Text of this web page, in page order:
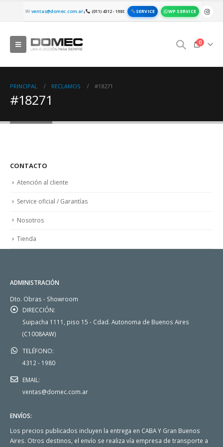
ventas@domec.com.ar| (011) 4312 - 1980 SERVICE WP SERVICE
0
PRINCIPAL RECLAMOS #18271
#18271
CONTACTO
Atención al cliente
Service oficial / Garantías
Nosotros
Tienda
ADMINISTRACIÓN
Dto. Obras - Showroom
DIRECCIÓN:
Suipacha 1111, piso 15 - Cdad. Autonoma de Buenos Aires
(C1008AAW)
TELÉFONO:
4312 - 1980
EMAIL:
ventas@domec.com.ar
ENVÍOS:
Los precios publicados incluyen la entrega en CABA Y Gran Buenos
Aires. Otros destinos, el envío se realiza vía empresa de transporte a